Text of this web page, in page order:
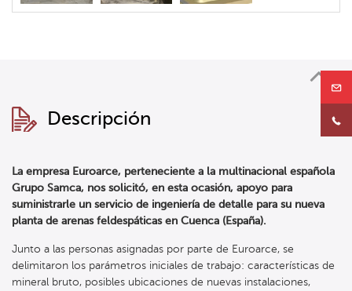
Descripción
La empresa Euroarce, perteneciente a la multinacional española
Grupo Samca, nos solicitó, en esta ocasión, apoyo para
suministrarle un servicio de ingeniería de detalle para su nueva
planta de arenas feldespáticas en Cuenca (España).
Junto a las personas asignadas por parte de Euroarce, se
delimitaron los parámetros iniciales de trabajo: características de
mineral bruto, posibles ubicaciones de nuevas instalaciones,